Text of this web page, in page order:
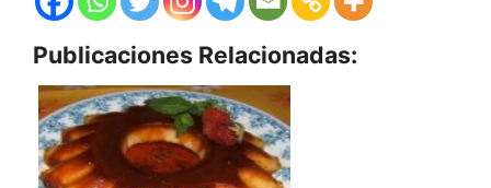
Publicaciones Relacionadas: